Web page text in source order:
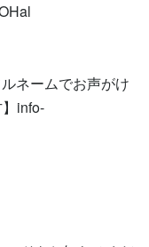
ネームでお声がけ
info-